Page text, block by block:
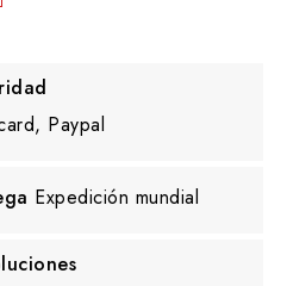
Paypal
Expedición mundial